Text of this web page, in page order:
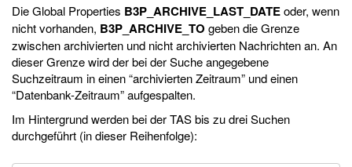
Die Global Properties B3P_ARCHIVE_LAST_DATEoder, wenn
nicht vorhanden, B3P_ARCHIVE_TO geben die Grenze
zwischen archivierten und nicht archivierten Nachrichten an. An
dieser Grenze wird der bei der Suche angegebene
Suchzeitraum in einen “archivierten Zeitraum” und einen
“Datenbank-Zeitraum” aufgespalten.
Im Hintergrund werden bei der TAS bis zu drei Suchen
durchgeführt (in dieser Reihenfolge):